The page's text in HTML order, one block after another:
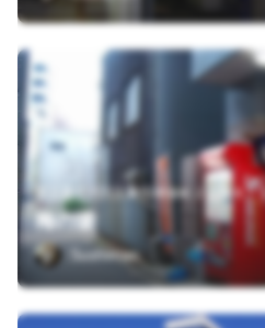
東京都千代田区神田神保町２丁目８－２
梅の湯
Sushiman